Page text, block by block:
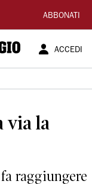
ABBONATI
ACCEDI
via la
raggiungere